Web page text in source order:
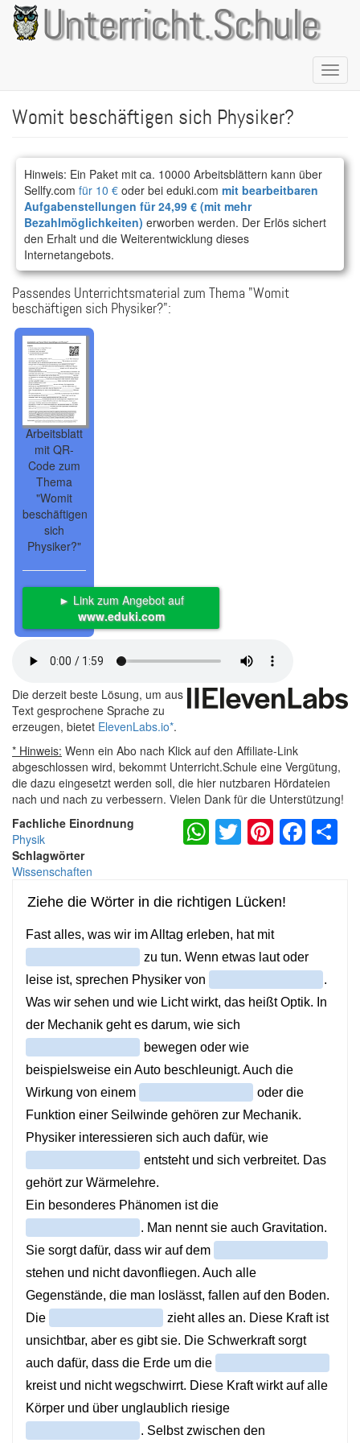
Direkt
zum
Inhalt
Unterricht.Schule
Womit beschäftigen sich Physiker?
Hinweis: Ein Paket mit ca. 10000 Arbeitsblättern kann über
Sellfy.com für 10 € oder bei eduki.com mit bearbeitbaren
Aufgabenstellungen für 24,99 € (mit mehr
Bezahlmöglichkeiten) erworben werden. Der Erlös sichert
den Erhalt und die Weiterentwicklung dieses
Internetangebots.
Passendes Unterrichtsmaterial zum Thema "Womit
beschäftigen sich Physiker?":
Arbeitsblatt
mit QR-
Code zum
Thema
"Womit
beschäftigen
sich
Physiker?"
► Link zum Angebot auf
www.eduki.com
Die derzeit beste Lösung, um aus
Text gesprochene Sprache zu
erzeugen, bietet ElevenLabs.io*.
* Hinweis: Wenn ein Abo nach Klick auf den Affiliate-Link
abgeschlossen wird, bekommt Unterricht.Schule eine Vergütung,
die dazu eingesetzt werden soll, die hier nutzbaren Hördateien
nach und nach zu verbessern. Vielen Dank für die Unterstützung!
Fachliche Einordnung
Physik
Schlagwörter
Wissenschaften
WhatsApp
Twitter